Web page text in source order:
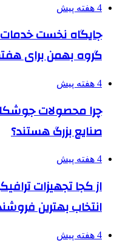
4 هفته پیش
جایگاه نخست
گروه بهمن برای
4 هفته پیش
صنایع بزرگ هستند؟
4 هفته پیش
از کجا تجهیزات
انتخاب بهترین
4 هفته پیش